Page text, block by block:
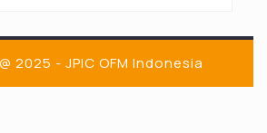
2025 - JPIC OFM Indonesia